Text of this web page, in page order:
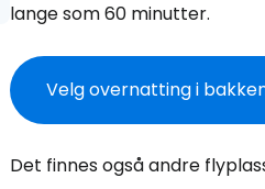
lange som 60 minutter.
Velg overnatting i
Det finnes også andre
... det